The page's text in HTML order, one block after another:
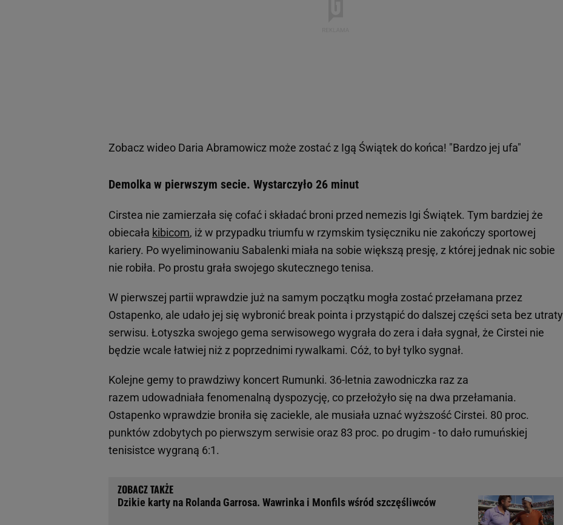
Zobacz wideo Daria Abramowicz może zostać z Igą Świątek do końca! "Bardzo jej ufa"
Demolka w pierwszym secie. Wystarczyło 26 minut
Cirstea nie zamierzała się cofać i składać broni przed nemezis Igi Świątek. Tym bardziej że
obiecała kibicom, iż w przypadku triumfu w rzymskim tysięczniku nie zakończy sportowej
kariery. Po wyeliminowaniu Sabalenki miała na sobie większą presję, z której jednak nic sobie
nie robiła. Po prostu grała swojego skutecznego tenisa.
W pierwszej partii wprawdzie już na samym początku mogła zostać przełamana przez
Ostapenko, ale udało jej się wybronić break pointa i przystąpić do dalszej części seta bez utraty
serwisu. Łotyszka swojego gema serwisowego wygrała do zera i dała sygnał, że Cirstei nie
będzie wcale łatwiej niż z poprzednimi rywalkami. Cóż, to był tylko sygnał.
Kolejne gemy to prawdziwy koncert Rumunki. 36-letnia zawodniczka raz za
razem udowadniała fenomenalną dyspozycję, co przełożyło się na dwa przełamania.
Ostapenko wprawdzie broniła się zaciekle, ale musiała uznać wyższość Cirstei. 80 proc.
punktów zdobytych po pierwszym serwisie oraz 83 proc. po drugim - to dało rumuńskiej
tenisistce wygraną 6:1.
Dzikie karty na Rolanda Garrosa. Wawrinka i Monfils wśród szczęśliwców